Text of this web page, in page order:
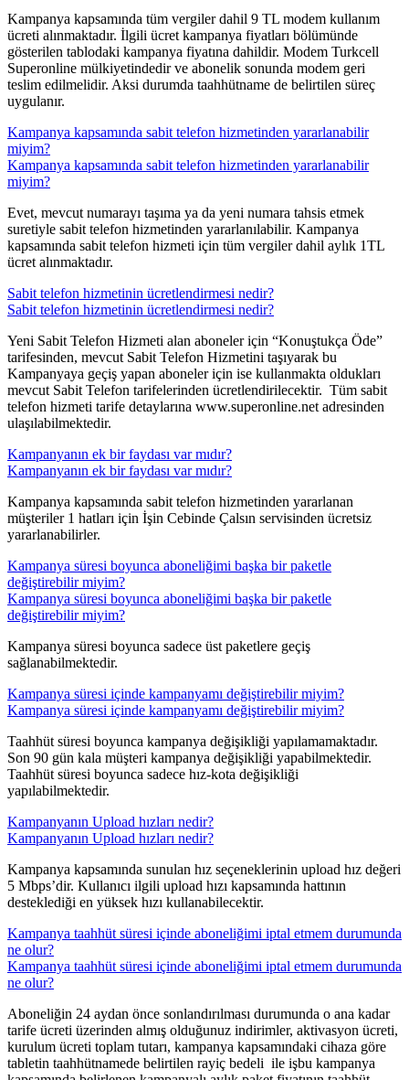
​Kampanya kapsamında tüm vergiler dahil 9 TL modem kullanım
ücreti alınmaktadır. İlgili ücret kampanya fiyatları bölümünde
gösterilen tablodaki kampanya fiyatına dahildir. Modem Turkcell
Superonline mülkiyetindedir ve abonelik sonunda modem geri
teslim edilmelidir. Aksi durumda taahhütname de belirtilen süreç
uygulanır.
Kampanya kapsamında sabit telefon hizmetinden yararlanabilir
miyim?
Kampanya kapsamında sabit telefon hizmetinden yararlanabilir
miyim?
​Evet, mevcut numarayı taşıma ya da yeni numara tahsis etmek
suretiyle sabit telefon hizmetinden yararlanılabilir. Kampanya
kapsamında sabit telefon hizmeti için tüm vergiler dahil aylık 1TL
ücret alınmaktadır.​
Sabit telefon hizmetinin ücretlendirmesi nedir?
Sabit telefon hizmetinin ücretlendirmesi nedir?
​Yeni Sabit Telefon Hizmeti alan aboneler için “Konuştukça Öde”
tarifesinden, mevcut Sabit Telefon Hizmetini taşıyarak bu
Kampanyaya geçiş yapan aboneler için ise kullanmakta oldukları
mevcut Sabit Telefon tarifelerinden ücretlendirilecektir. Tüm sabit
telefon hizmeti tarife detaylarına www.superonline.net adresinden
ulaşılabilmektedir.
Kampanyanın ek bir faydası var mıdır?
Kampanyanın ek bir faydası var mıdır?
​Kampanya kapsamında sabit telefon hizmetinden yararlanan
müşteriler 1 hatları için İşin Cebinde Çalsın servisinden ücretsiz
yararlanabilirler.​
Kampanya süresi boyunca aboneliğimi başka bir paketle
değiştirebilir miyim?
Kampanya süresi boyunca aboneliğimi başka bir paketle
değiştirebilir miyim?
​Kampanya süresi boyunca sadece üst paketlere geçiş
sağlanabilmektedir.
Kampanya süresi içinde kampanyamı değiştirebilir miyim?
Kampanya süresi içinde kampanyamı değiştirebilir miyim?
Taahhüt süresi boyunca kampanya değişikliği yapılamamaktadır.
Son 90 gün kala müşteri kampanya değişikliği yapabilmektedir.
Taahhüt süresi boyunca sadece hız-kota değişikliği
yapılabilmektedir.​
Kampanyanın Upload hızları nedir?
Kampanyanın Upload hızları nedir?
​Kampanya kapsamında sunulan hız seçeneklerinin upload hız değeri
5 Mbps’dir. Kullanıcı ilgili upload hızı kapsamında hattının
desteklediği en yüksek hızı kullanabilecektir.
Kampanya taahhüt süresi içinde aboneliğimi iptal etmem durumunda
ne olur?
Kampanya taahhüt süresi içinde aboneliğimi iptal etmem durumunda
ne olur?
Aboneliğin 24 aydan önce sonlandırılması durumunda o ana kadar
tarife ücreti üzerinden almış olduğunuz indirimler, aktivasyon ücreti,
kurulum ücreti toplam tutarı, kampanya kapsamındaki cihaza göre
tabletin taahhütnamede belirtilen rayiç bedeli ile işbu kampanya